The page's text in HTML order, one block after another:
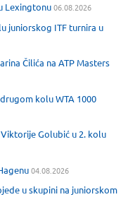
Lexingtonu06.08.2026
juniorskog ITF turnira u
Čilića na ATP Masters
kolu WTA 1000
Golubić u 2. kolu
04.08.2026
u skupini na juniorskom